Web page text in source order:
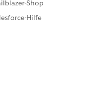
では「
に関するナレッ
サポートに関する
グループを中心に